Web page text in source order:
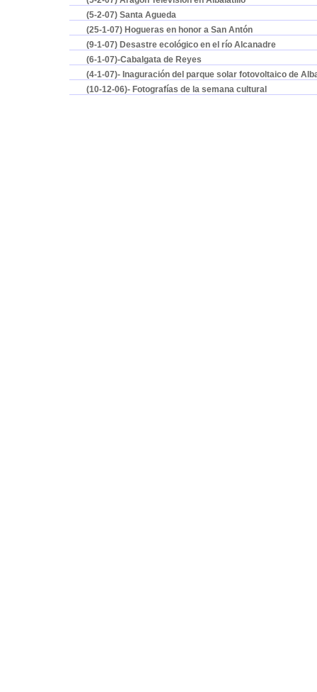
(5-2-07) Santa Agueda
(25-1-07) Hogueras en honor a San Antón
(9-1-07) Desastre ecológico en el río Alcanadre
(6-1-07)-Cabalgata de Reyes
(4-1-07)- Inaguración del parque solar fotovoltaico de
(10-12-06)- Fotografías de la semana cultural